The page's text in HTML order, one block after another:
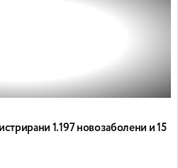
1.197 новозаболени и 15